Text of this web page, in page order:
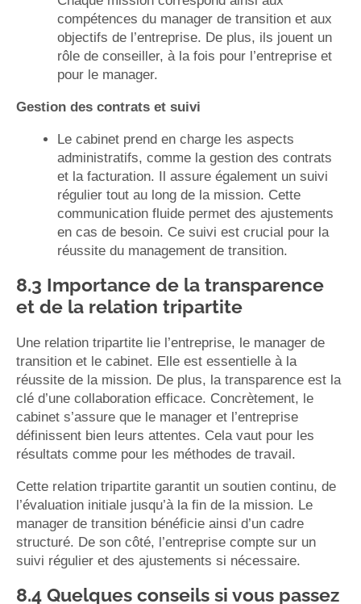
compétences du manager de transition et aux
objectifs de l’entreprise. De plus, ils jouent un
rôle de conseiller, à la fois pour l’entreprise et
pour le manager.
Gestion des contrats et suivi
Le cabinet prend en charge les aspects
administratifs, comme la gestion des contrats
et la facturation. Il assure également un suivi
régulier tout au long de la mission. Cette
communication fluide permet des ajustements
en cas de besoin. Ce suivi est crucial pour la
réussite du management de transition.
8.3 Importance de la transparence
et de la relation tripartite
Une relation tripartite lie l’entreprise, le manager de
transition et le cabinet. Elle est essentielle à la
réussite de la mission. De plus, la transparence est la
clé d’une collaboration efficace. Concrètement, le
cabinet s’assure que le manager et l’entreprise
définissent bien leurs attentes. Cela vaut pour les
résultats comme pour les méthodes de travail.
Cette relation tripartite garantit un soutien continu, de
l’évaluation initiale jusqu’à la fin de la mission. Le
manager de transition bénéficie ainsi d’un cadre
structuré. De son côté, l’entreprise compte sur un
suivi régulier et des ajustements si nécessaire.
8.4 Quelques conseils si vous passez